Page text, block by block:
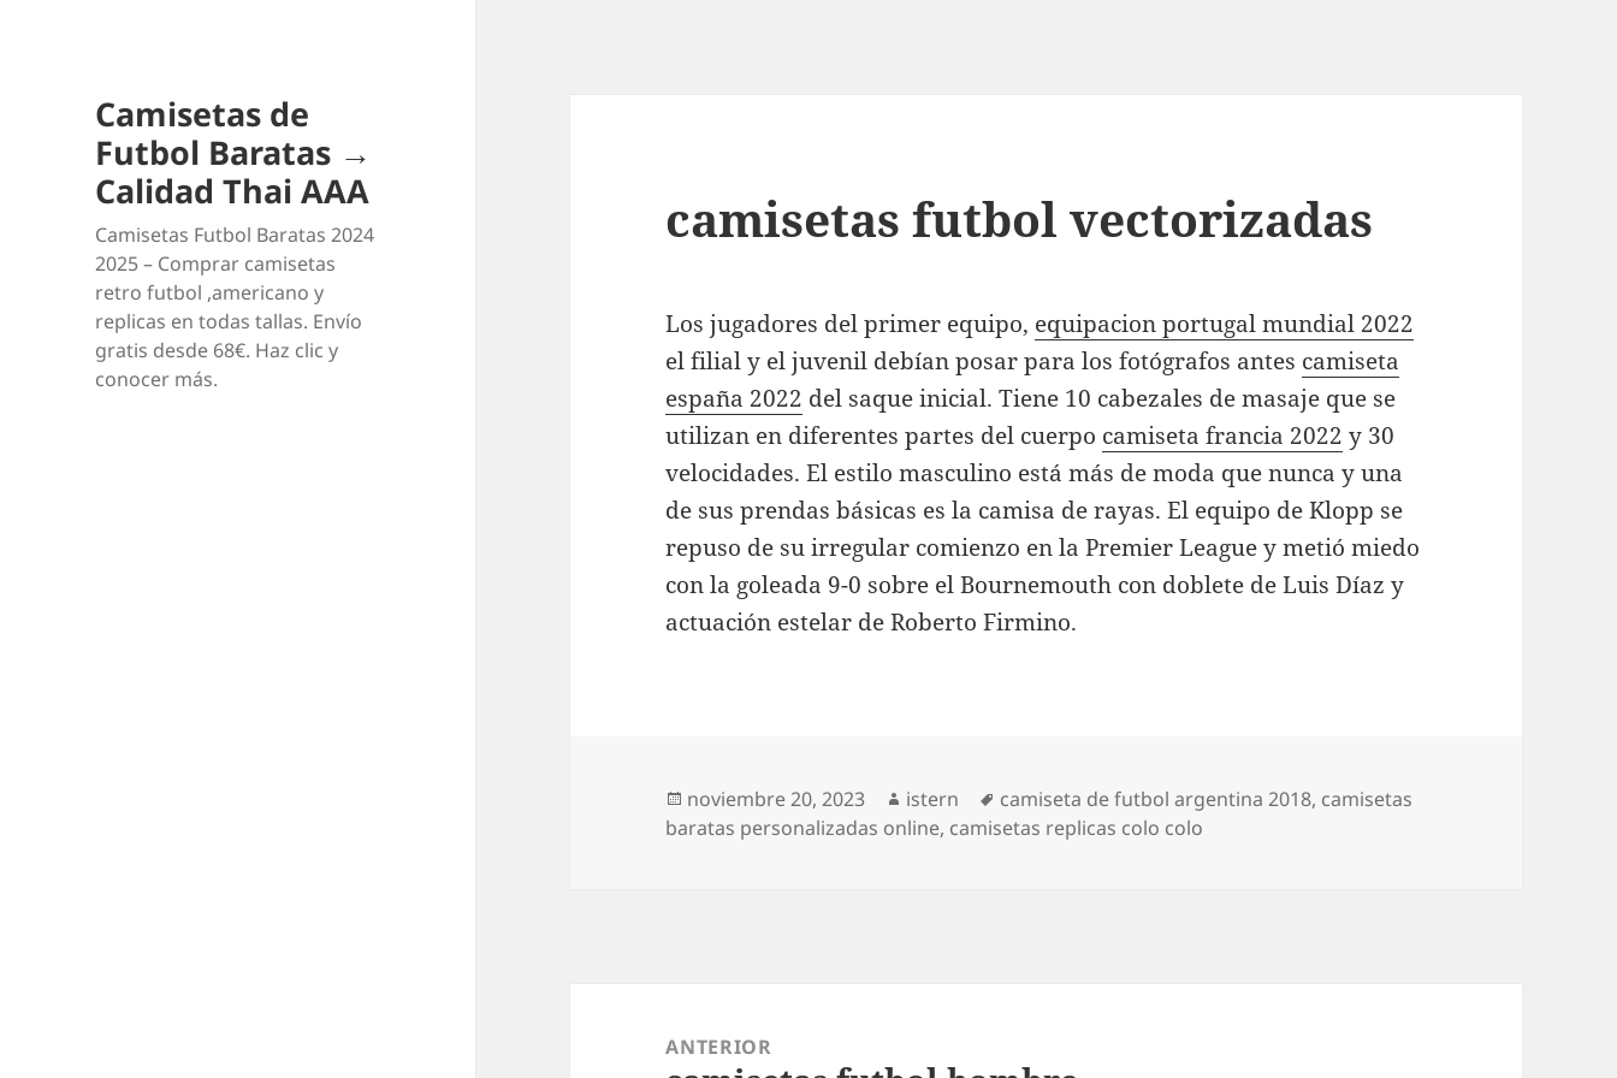
Camisetas de
Futbol Baratas →
Calidad Thai AAA
Camisetas Futbol Baratas 2024
2025 – Comprar camisetas
retro futbol ,americano y
replicas en todas tallas. Envío
gratis desde 68€. Haz clic y
conocer más.
camisetas futbol vectorizadas
Los jugadores del primer equipo, equipacion portugal mundial 2022
el filial y el juvenil debían posar para los fotógrafos antes camiseta
españa 2022 del saque inicial. Tiene 10 cabezales de masaje que se
utilizan en diferentes partes del cuerpo camiseta francia 2022 y 30
velocidades. El estilo masculino está más de moda que nunca y una
de sus prendas básicas es la camisa de rayas. El equipo de Klopp se
repuso de su irregular comienzo en la Premier League y metió miedo
con la goleada 9-0 sobre el Bournemouth con doblete de Luis Díaz y
actuación estelar de Roberto Firmino.
Publicado
el
noviembre 20, 2023 Autor
istern Etiquetas
camiseta de futbol argentina 2018, camisetas
baratas personalizadas online, camisetas replicas colo colo
ANTERIOR